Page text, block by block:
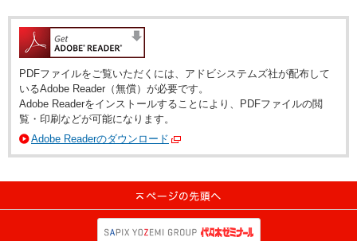
PDFファイルをご覧いただくには、アドビシステムズ社が配布して
いるAdobe Reader（無償）が必要です。
Adobe Readerをインストールすることにより、PDFファイルの閲
覧・印刷などが可能になります。
Adobe Readerのダウンロード